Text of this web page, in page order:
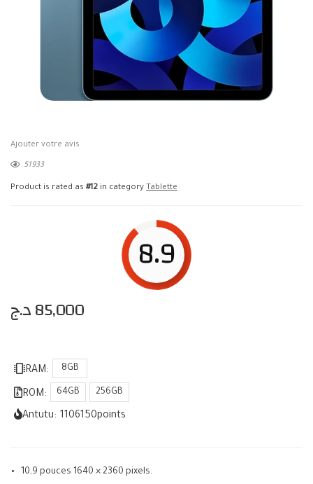
Ajouter votre avis
51933
Product is rated as #12 in category Tablette
8.9
85,000د.ج
RAM: 8GB
ROM: 64GB 256GB
Antutu: 1106150points
10,9 pouces 1640 × 2360 pixels.